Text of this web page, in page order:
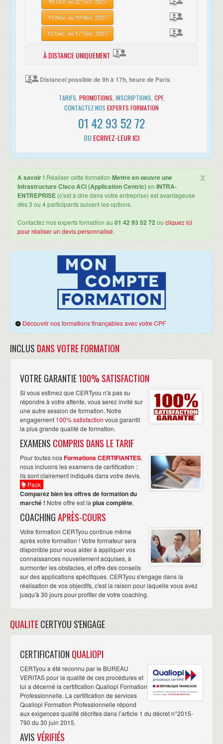
15 Nov. au 19 Nov. 2027
13 Dec. au 17 Dec. 2027
À DISTANCE UNIQUEMENT
Distancel possible de 9h à 17h, heure de Paris.
TARIFS, PROMOTIONS , INSCRIPTIONS, CPF,
CONTACTEZ NOS EXPERTS FORMATION
01 42 93 52 72
OU ECRIVEZ-LEUR ICI
x
A savoir ! Réaliser cette formation Mettre en oeuvre une
Infrastructure Cisco ACI (Application Centric)en INTRA-
ENTREPRISE (c'est à dire dans votre entreprise) est avantageuse
dès 3 ou 4 participants suivant les options.
Contactez nos experts formation au 01 42 93 52 72 ou cliquez ici
pour réaliser un devis personnalisé.
Découvrir nos formations finançables avec votre CPF
INCLUS DANS VOTRE FORMATION
VOTRE GARANTIE100% SATISFACTION
Si vous estimez que CERTyou n'a pas su
répondre à votre attente, vous serez invité sur
une autre session de formation. Notre
engagement 100% satisfaction vous garantit
la plus grande qualité de formation.
EXAMENS COMPRIS DANS LE TARIF
Pour toutes nosFormations CERTIFIANTES,
nous incluons les examens de certification :
ils sont clairement indiqués dans votre devis.
Pack
Comparez bien les offres de formation du
marché ! Notre offre est la plus complète.
COACHINGAPRÈS-COURS
Votre formation CERTyou continue même
après votre formation ! Votre formateur sera
disponible pour vous aider à appliquer vos
connaissances nouvellement acquises, à
surmonter les obstacles, et offre des conseils
sur des applications spécifiques. CERTyou s'engage dans la
réalisation de vos objectifs, c'est la raison pour laquelle vous avez
jusqu'à 30 jours pour profiter de votre coaching.
QUALITECERTYOU S'ENGAGE
CERTIFICATION QUALIOPI
CERTyou a été reconnu par le BUREAU
VERITAS pour la qualité de ces procédures et
lui a décerné la certification Qualiopi Formation
Professionnelle. La certification de services
Qualiopi Formation Professionnelle répond
aux exigences qualité décrites dans l’article 1 du décret n°2015-
790 du 30 juin 2015.
AVISVÉRIFIÉS